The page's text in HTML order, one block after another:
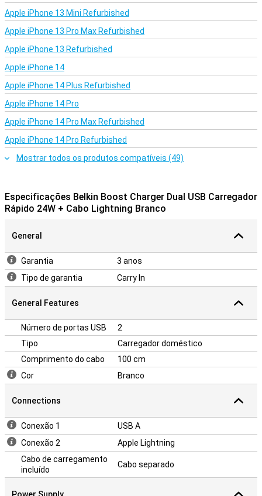
Apple iPhone 13 Mini Refurbished
Apple iPhone 13 Pro Max Refurbished
Apple iPhone 13 Refurbished
Apple iPhone 14
Apple iPhone 14 Plus Refurbished
Apple iPhone 14 Pro
Apple iPhone 14 Pro Max Refurbished
Apple iPhone 14 Pro Refurbished
Mostrar todos os produtos compatíveis (49)
Especificações Belkin Boost Charger Dual USB Carregador
Rápido 24W + Cabo Lightning Branco
General
Garantia
3 anos
Tipo de garantia
Carry In
General Features
Número de portas USB
2
Tipo
Carregador doméstico
Comprimento do cabo
100 cm
Cor
Branco
Connections
Conexão 1
USB A
Conexão 2
Apple Lightning
Cabo de carregamento
incluído
Cabo separado